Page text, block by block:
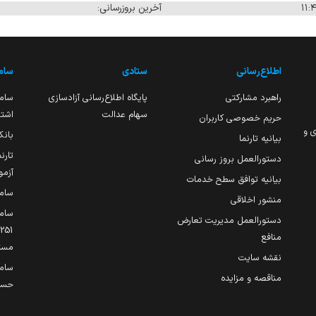
آخرین بروزرسانی:
و
اطلاع‌رسانی
راهبرد مشارکتی
حریم خصوصی کاربران
بیانیه تارنما
دستورالعمل بروز رسانی
بیانیه توافق سطح خدمات
منشور اخلاقی
دستورالعمل مدیریت تعارض
منافع
نقشه سایت
مناقصه و مزایده
ستادی
پایگاه اطلاع‌رسانی آزادسازی
سهام عدالت